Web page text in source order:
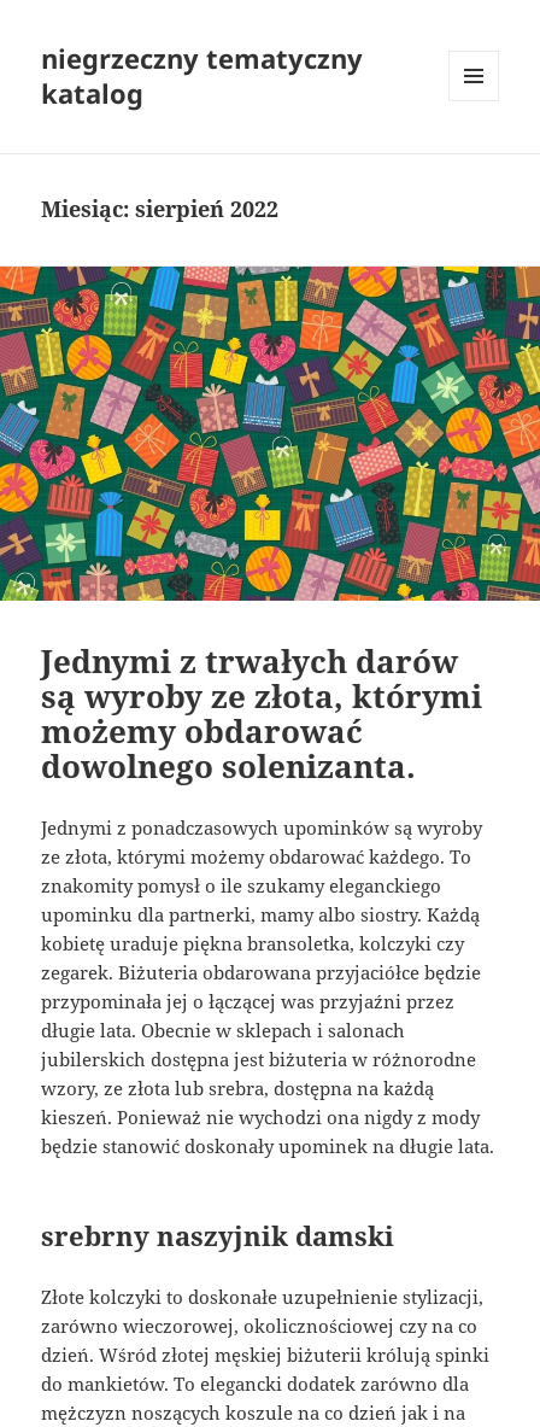
niegrzeczny tematyczny
katalog
Miesiąc:sierpień 2022
Jednymi z trwałych darów
są wyroby ze złota, którymi
możemy obdarować
dowolnego solenizanta.
Jednymi z ponadczasowych upominków są wyroby
ze złota, którymi możemy obdarować każdego. To
znakomity pomysł o ile szukamy eleganckiego
upominku dla partnerki, mamy albo siostry. Każdą
kobietę uraduje piękna bransoletka, kolczyki czy
zegarek. Biżuteria obdarowana przyjaciółce będzie
przypominała jej o łączącej was przyjaźni przez
długie lata. Obecnie w sklepach i salonach
jubilerskich dostępna jest biżuteria w różnorodne
wzory, ze złota lub srebra, dostępna na każdą
kieszeń. Ponieważ nie wychodzi ona nigdy z mody
będzie stanowić doskonały upominek na długie lata.
srebrny naszyjnik damski
Złote kolczyki to doskonałe uzupełnienie stylizacji,
zarówno wieczorowej, okolicznościowej czy na co
dzień. Wśród złotej męskiej biżuterii królują spinki
do mankietów. To elegancki dodatek zarówno dla
mężczyzn noszących koszule na co dzień jak i na